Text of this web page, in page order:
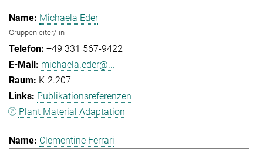
Michaela Eder
Gruppenleiter/-in
+49 331 567-9422
michaela.eder@...
K-2.207
Publikationsreferenzen
Plant Material Adaptation
Clementine Ferrari